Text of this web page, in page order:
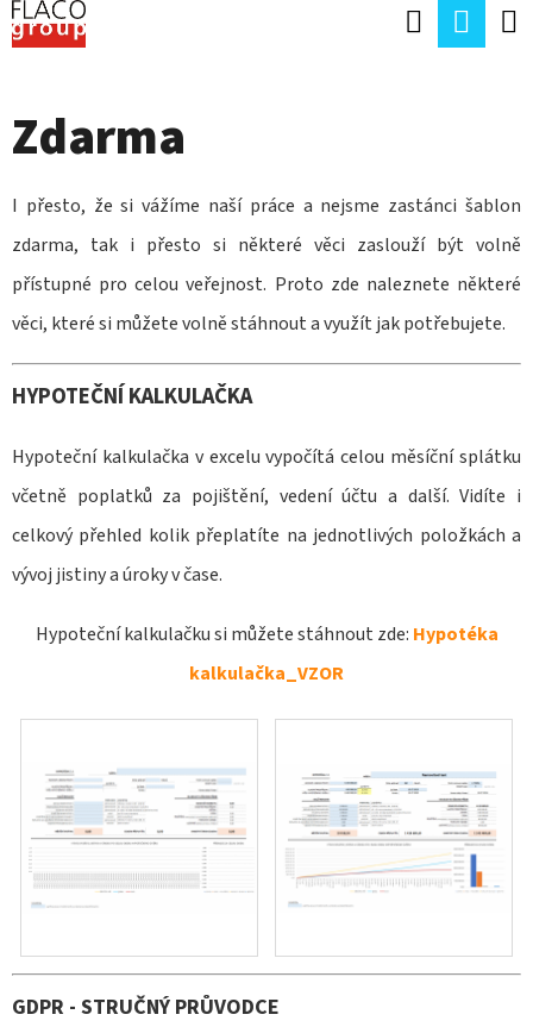
Přejít
na
Hledat
Zdarma
I přesto, že si vážíme naší práce a nejsme zastánci šablon
zdarma, tak i přesto si některé věci zaslouží být volně
přístupné pro celou veřejnost. Proto zde naleznete některé
věci, které si můžete volně stáhnout a využít jak potřebujete.
HYPOTEČNÍ KALKULAČKA
Hypoteční kalkulačka v excelu vypočítá celou měsíční splátku
včetně poplatků za pojištění, vedení účtu a další. Vidíte i
celkový přehled kolik přeplatíte na jednotlivých položkách a
vývoj jistiny a úroky v čase.
Hypoteční kalkulačku si můžete stáhnout zde: Hypotéka
kalkulačka_VZOR
GDPR - STRUČNÝ PRŮVODCE
K
O Zpět
Zpět
C
O
P
O
T
Ř
E
U
J
E
T
HLEDAT